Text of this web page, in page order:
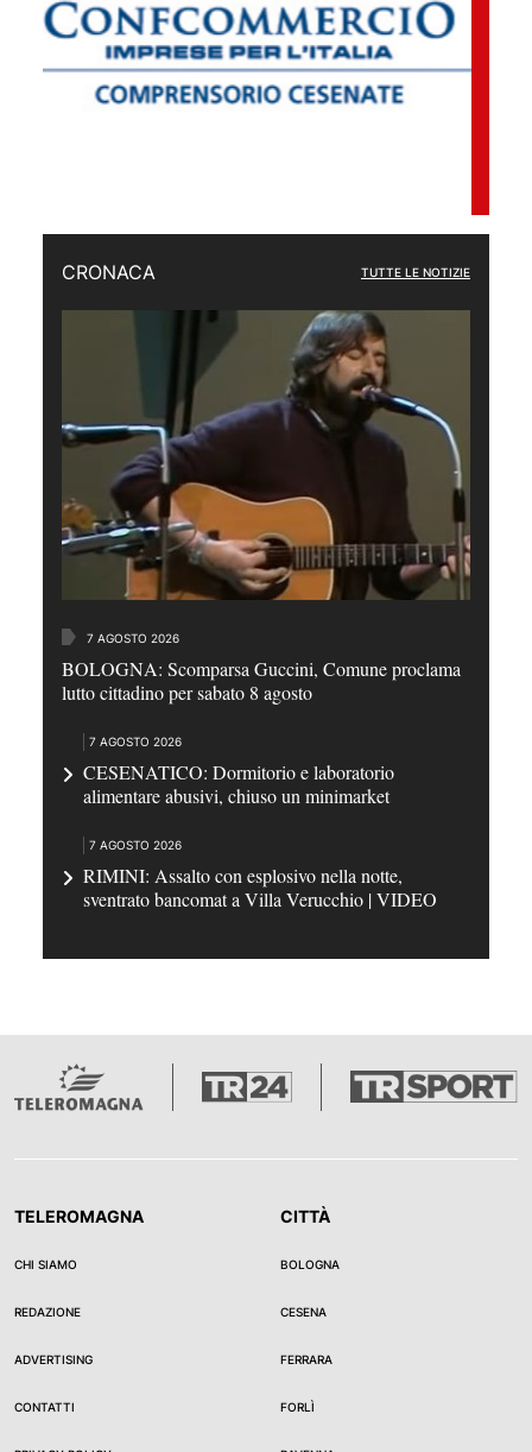
CRONACA TUTTE LE NOTIZIE
7 AGOSTO 2026
BOLOGNA: Scomparsa Guccini, Comune proclama
lutto cittadino per sabato 8 agosto
7 AGOSTO 2026
CESENATICO: Dormitorio e laboratorio
alimentare abusivi, chiuso un minimarket
7 AGOSTO 2026
RIMINI: Assalto con esplosivo nella notte,
sventrato bancomat a Villa Verucchio | VIDEO
TELEROMAGNA
CHI SIAMO
REDAZIONE
ADVERTISING
CONTATTI
CITTÀ
BOLOGNA
CESENA
FERRARA
FORLÌ